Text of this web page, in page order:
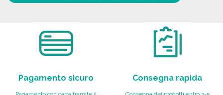
Pagamento sicuro Consegna rapida